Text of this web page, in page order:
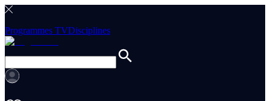
Programmes TVDisciplines